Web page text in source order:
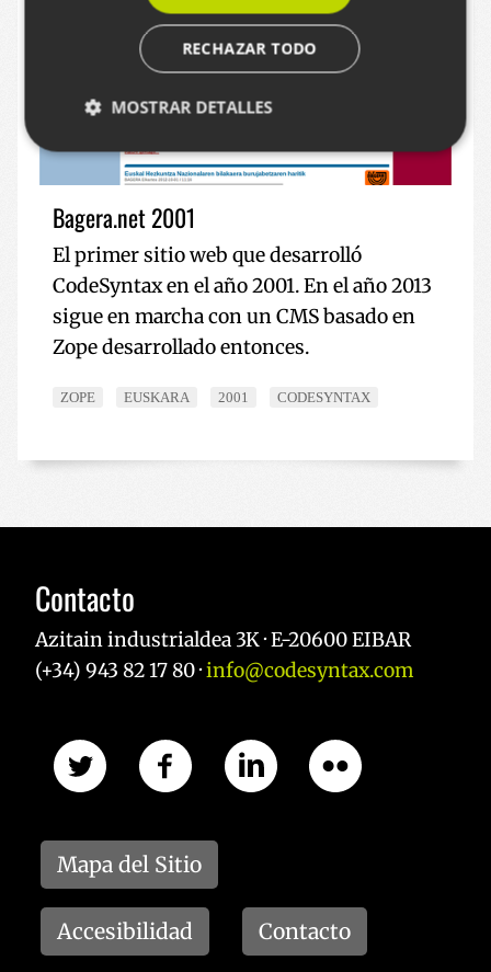
Bagera.net 2001
El primer sitio web que desarrolló
CodeSyntax en el año 2001. En el año 2013
sigue en marcha con un CMS basado en
Zope desarrollado entonces.
ZOPE EUSKARA 2001 CODESYNTAX
Mapa del Sitio
Accesibilidad Contacto
Contacto
Azitain industrialdea 3K · E-20600 EIBAR
(+34) 943 82 17 80 ·info@codesyntax.com
RECHAZAR TODO
MOSTRAR DETALLES
Cookies de rendimiento
Cookies de preferencias
Cookies de funcionalidad
Las cookies estrictamente necesarias permiten la
funcionalidad principal del sitio web, como el inicio
cookies estrictamente necesarias.
__cf_bm
Cloudflare Inc.
29
CookieScriptConsent
CookieScript
VISITOR_PRIVACY_METADATA
YouTube
.youtube.com
Política de Privacidad de Google